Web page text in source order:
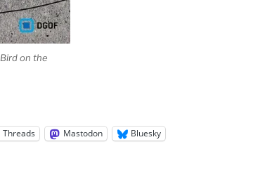
Bird on the
Threads Mastodon Bluesky